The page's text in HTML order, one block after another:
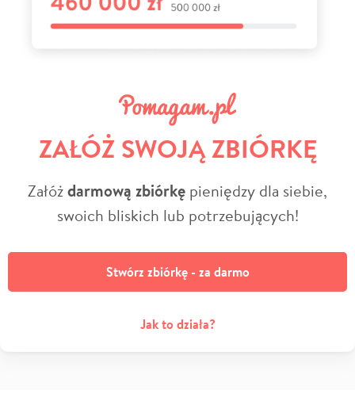
ZAŁÓŻ SWOJĄ ZBIÓRKĘ
Załóżdarmową zbiórkę pieniędzy dla siebie,
swoich bliskich lub potrzebujących!
Stwórz zbiórkę - za darmo
Jak to działa?